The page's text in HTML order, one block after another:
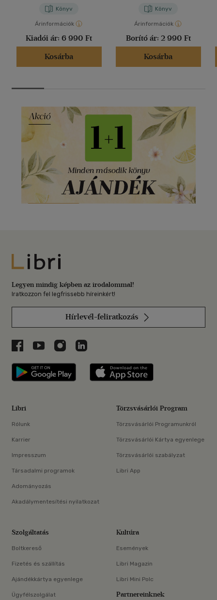
Könyv
Árinformációk
Kiadói ár: 6 990 Ft
Kosárba
Könyv
Árinformációk
Borító ár: 2 990 Ft
Kosárba
Libri
Legyen mindig képben az irodalommal!
Iratkozzon fel legfrissebb híreinkért!
Hírlevél-feliratkozás
Libri a Facebookon
Libri a Youtube-on
Libri az Instagramon
Libri a LinkedInen
Libri applikáció Szerezd meg: Google
Libri
Rólunk
Karrier
Impresszum
Társadalmi programok
Adományozás
Akadálymentesítési nyilatkozat
Törzsvásárlói Program
Törzsvásárlói Programunkról
Törzsvásárlói Kártya egyenlege
Törzsvásárlói szabályzat
Libri App
Szolgáltatás
Boltkereső
Fizetés és szállítás
Ajándékkártya egyenlege
Ügyfélszolgálat
Kultúra
Események
Libri Magazin
Libri Mini Polc
Partnereinknek